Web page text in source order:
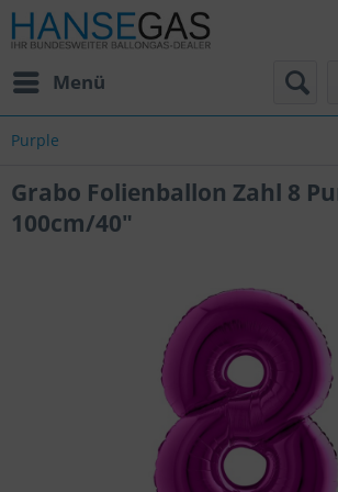
Menü
Purple
Grabo Folienballon Zahl 8
100cm/40"